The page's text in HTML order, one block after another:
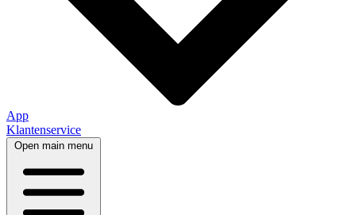
App
Klantenservice
Open main menu